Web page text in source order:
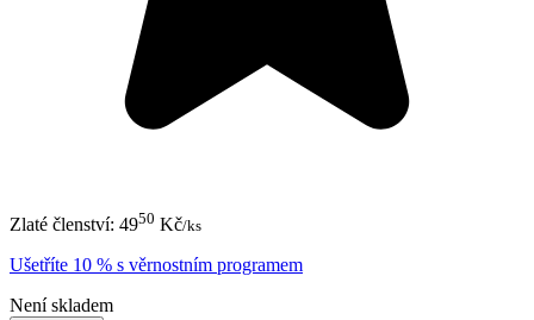
Zlaté členství: 4950 Kč/ks
Ušetříte 10 % s věrnostním programem
Není skladem